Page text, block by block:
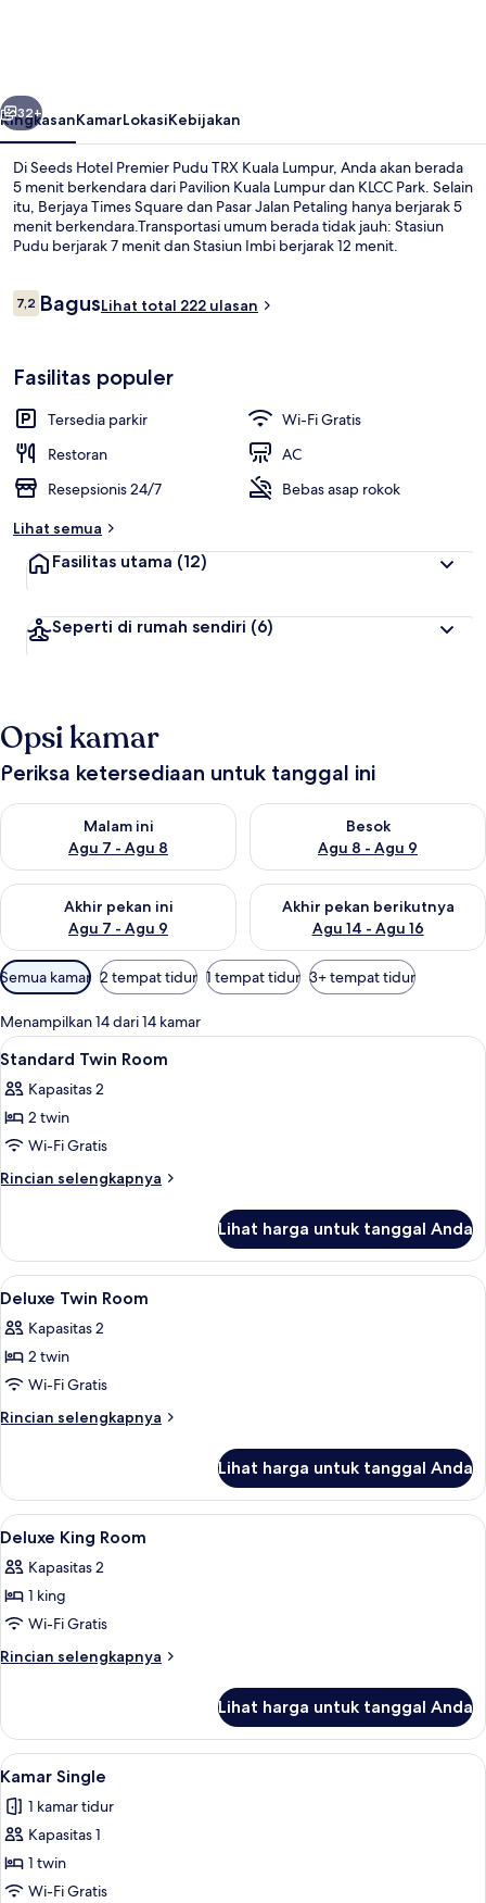
Kuala
Lumpur
Berikutnya
32+
RingkasanKamarLokasiKebijakan
Di Seeds Hotel Premier Pudu TRX Kuala Lumpur, Anda akan berada
5 menit berkendara dari Pavilion Kuala Lumpur dan KLCC Park. Selain
itu, Berjaya Times Square dan Pasar Jalan Petaling hanya berjarak 5
menit berkendara.Transportasi umum berada tidak jauh: Stasiun
Pudu berjarak 7 menit dan Stasiun Imbi berjarak 12 menit.
Ulasan
7,27,2 dari 10
BagusLihat total 222 ulasan
Fasilitas populer
Tersedia parkir
Wi-Fi Gratis
Restoran
AC
Resepsionis 24/7
Bebas asap rokok
Lihat semua
Fasilitas utama (12)
Seperti di rumah sendiri (6)
Opsi kamar
Periksa ketersediaan untuk tanggal ini
Malam ini
Agu 7 - Agu 8
Periksa ketersediaan untuk malam ini Agu 7 - Agu 8
Besok
Agu 8 - Agu 9
Periksa ketersediaan untuk
Akhir pekan ini
Agu 7 - Agu 9
Periksa ketersediaan untuk akhir pekan ini Agu 7 - Agu 9
Akhir pekan berikutnya
Agu 14 - Agu 16
Periksa ketersediaan untuk
Filter
tersedia
untuk
kamar
Semua kamar 2 tempat tidur 1 tempat tidur 3+ tempat tidur
Menampilkan 14 dari 14 kamar
Lihat
semua
foto
untuk
Standard
Twin
Minibar, brankas, meja kerja, dan
4
Standard Twin Room
Kapasitas 2
2 twin
Wi-Fi Gratis
Rincian selengkapnya
Rincian
Standard
Twin
Room
Lihat harga untuk tanggal Anda
Lihat
semua
foto
untuk
Deluxe
Twin
Minibar, brankas, meja kerja, dan
4
Deluxe Twin Room
Kapasitas 2
2 twin
Wi-Fi Gratis
Rincian selengkapnya
Rincian
Deluxe
Twin
Room
Lihat harga untuk tanggal Anda
Lihat
semua
foto
untuk
Deluxe
King
Minibar, brankas, meja kerja, dan
4
Deluxe King Room
Kapasitas 2
1 king
Wi-Fi Gratis
Rincian selengkapnya
Rincian
Deluxe
King
Room
Lihat harga untuk tanggal Anda
Lihat
semua
foto
untuk
Kamar
Single
Kamar Single | Minibar, brankas,
4
Kamar Single
1 kamar tidur
Kapasitas 1
1 twin
Wi-Fi Gratis